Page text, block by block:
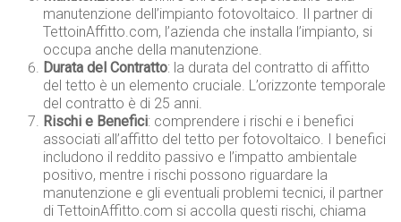
manutenzione dell’impianto fotovoltaico. Il partner di
TettoinAffitto.com, l’azienda che installa l’impianto, si
occupa anche della manutenzione.
Durata del Contratto: la durata del contratto di affitto
del tetto è un elemento cruciale. L’orizzonte temporale
del contratto è di 25 anni.
Rischi e Benefici: comprendere i rischi e i benefici
associati all’affitto del tetto per fotovoltaico. I benefici
includono il reddito passivo e l’impatto ambientale
positivo, mentre i rischi possono riguardare la
manutenzione e gli eventuali problemi tecnici, il partner
di TettoinAffitto.com si accolla questi rischi, chiama